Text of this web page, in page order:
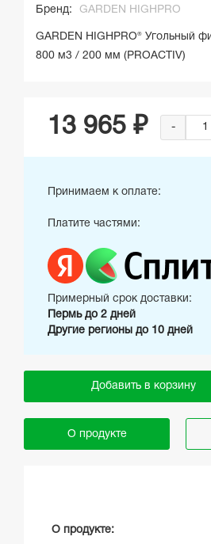
Бренд: GARDEN HIGHPRO
GARDEN HIGHPRO® Угольный
800 м3 / 200 мм (PROACTIV)
13 965 ₽ -
Принимаем к оплате:
Платите частями:
Примерный срок доставки:
Пермь до 2 дней
Другие регионы до 10 дней
Добавить в корзину
О продукте
О продукте: